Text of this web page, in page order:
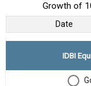
Growth of
Date
IDBI